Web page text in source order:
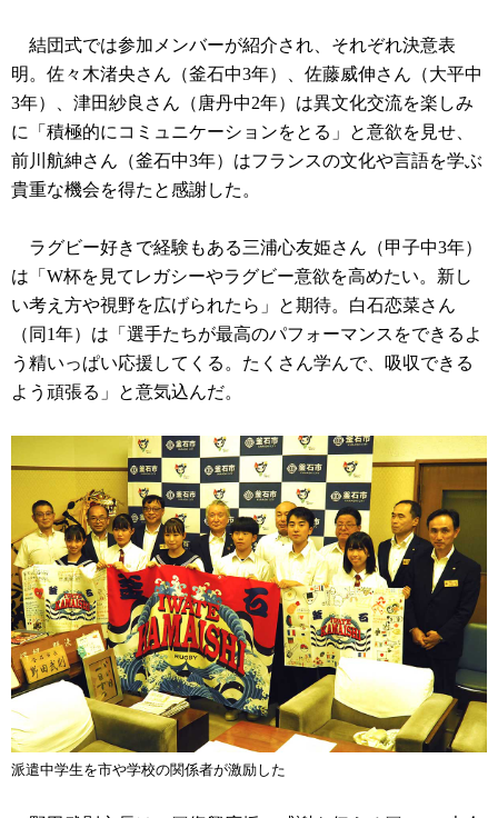
結団式では参加メンバーが紹介され、それぞれ決意表
明。佐々木渚央さん（釜石中3年）、佐藤威伸さん（大平中
3年）、津田紗良さん（唐丹中2年）は異文化交流を楽しみ
に「積極的にコミュニケーションをとる」と意欲を見せ、
前川航紳さん（釜石中3年）はフランスの文化や言語を学ぶ
貴重な機会を得たと感謝した。
ラグビー好きで経験もある三浦心友姫さん（甲子中3年）
は「W杯を見てレガシーやラグビー意欲を高めたい。新し
い考え方や視野を広げられたら」と期待。白石恋菜さん
（同1年）は「選手たちが最高のパフォーマンスをできるよ
う精いっぱい応援してくる。たくさん学んで、吸収できる
よう頑張る」と意気込んだ。
派遣中学生を市や学校の関係者が激励した